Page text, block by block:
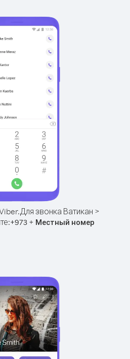
Для звонка Ватикан >
+973+ Местный номер